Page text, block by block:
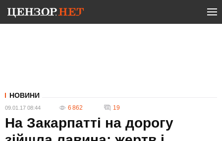
НОВИНИ
09.01.17 08:44 6 862 19
На Закарпатті на дорогу